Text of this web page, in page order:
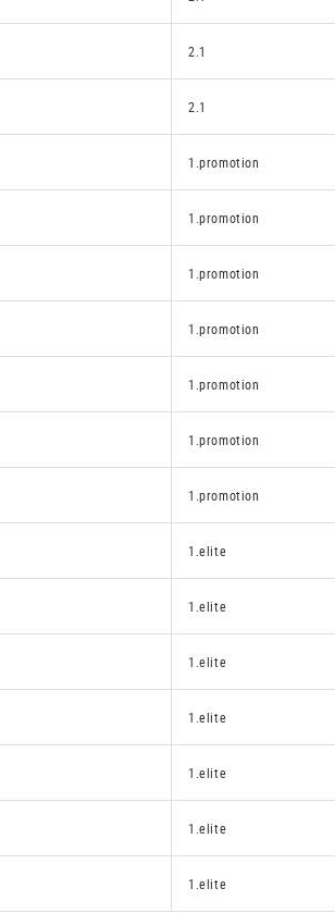
2.1
2.1
1.promotion
1.promotion
1.promotion
1.promotion
1.promotion
1.promotion
1.promotion
1.elite
1.elite
1.elite
1.elite
1.elite
1.elite
1.elite